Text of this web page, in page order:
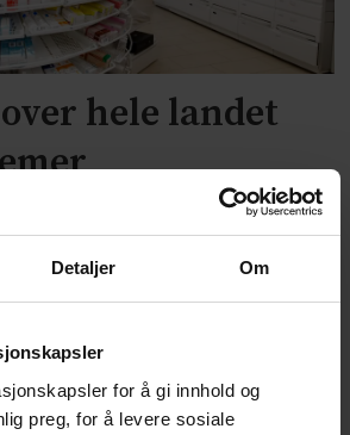
Detaljer Om
for å gi innhold og
preg, for å levere sosiale
hele landet